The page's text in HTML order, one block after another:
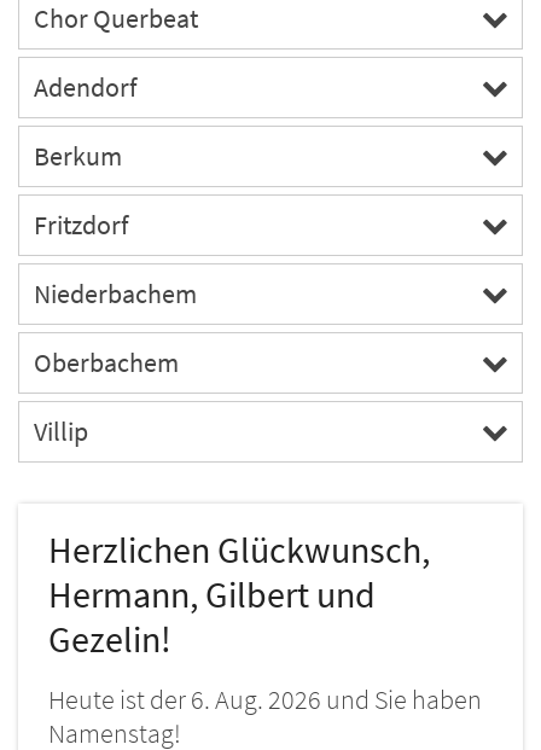
Chor Querbeat
Adendorf
Berkum
Fritzdorf
Niederbachem
Oberbachem
Villip
Herzlichen Glückwunsch,
Hermann, Gilbert und
Gezelin!
Heute ist der 6. Aug. 2026 und Sie haben
Namenstag!